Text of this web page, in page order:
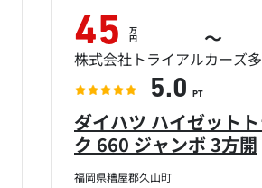
福岡県糟屋郡久山町
ダイハツ ハイゼット
ク 660 ジャンボ 3方開
45 万
円 ～
株式会社トライアルカーズ
5.0 PT